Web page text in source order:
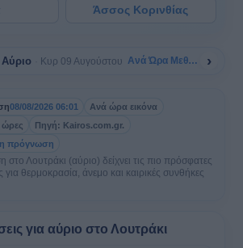
Άσσος Κορινθίας
Αύριο Κυρ 09 Αυγούστου Ανά Ώρα Μεθαύριο ›
08/08/2026 06:01
Ανά ώρα εικόνα
ώρες
Πηγή: Kairos.com.gr.
η πρόγνωση
Λουτράκι (αύριο) δείχνει τις πιο πρόσφατες
για θερμοκρασία, άνεμο και καιρικές συνθήκες
για αύριο στο Λουτράκι